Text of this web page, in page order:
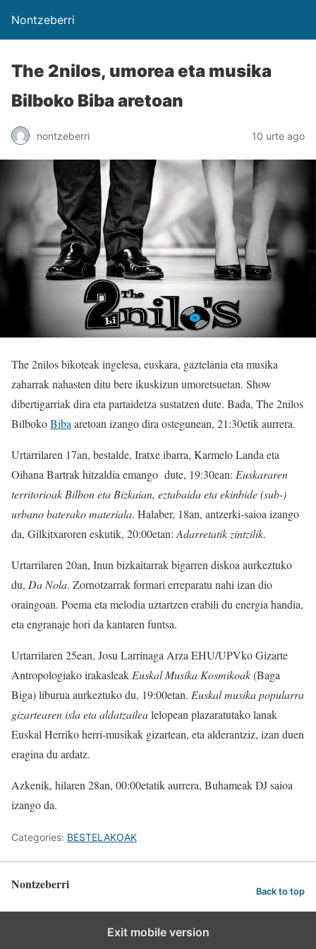
Nontzeberri
The 2nilos, umorea eta musika
Bilboko Biba aretoan
nontzeberri 10 urte ago
The 2nilos bikoteak ingelesa, euskara, gaztelania eta musika
zaharrak nahasten ditu bere ikuskizun umoretsuetan. Show
dibertigarriak dira eta partaidetza sustatzen dute. Bada, The 2nilos
BilbokoBibaaretoan izango dira ostegunean, 21:30etik aurrera.
Urtarrilaren 17an, bestalde, Iratxe ibarra, Karmelo Landa eta
Oihana Bartrak hitzaldia emango dute, 19:30ean: Euskararen
territorioak Bilbon eta Bizkaian, eztabaida eta ekinbide (sub-)
urbano baterako materiala. Halaber, 18an, antzerki-saioa izango
da, Gilkitxaroren eskutik, 20:00etan:Adarretatik zintzilik.
Urtarrilaren 20an, Inun bizkaitarrak bigarren diskoa aurkeztuko
du, Da Nola. Zornotzarrak formari erreparatu nahi izan dio
oraingoan. Poema eta melodia uztartzen erabili du energia handia,
eta engranaje hori da kantaren funtsa.
Urtarrilaren 25ean, Josu Larrinaga Arza EHU/UPVko Gizarte
Antropologiako irakasleakEuskal Musika Kosmikoak(Baga
Biga) liburua aurkeztuko du, 19:00etan. Euskal musika popularra
gizartearen isla eta aldatzailealelopean plazaratutako lanak
Euskal Herriko herri-musikak gizartean, eta alderantziz, izan duen
eragina du ardatz.
Azkenik, hilaren 28an, 00:00etatik aurrera, Buhameak DJ saioa
izango da.
Categories: BESTELAKOAK
Nontzeberri Back to top
Exit mobile version